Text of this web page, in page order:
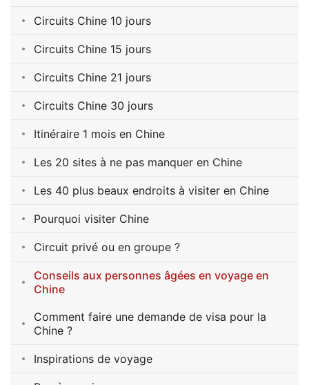
Circuits Chine 10 jours
Circuits Chine 15 jours
Circuits Chine 21 jours
Circuits Chine 30 jours
Itinéraire 1 mois en Chine
Les 20 sites à ne pas manquer en Chine
Les 40 plus beaux endroits à visiter en Chine
Pourquoi visiter Chine
Circuit privé ou en groupe ?
Conseils aux personnes âgées en voyage en
Chine
Comment faire une demande de visa pour la
Chine ?
Inspirations de voyage